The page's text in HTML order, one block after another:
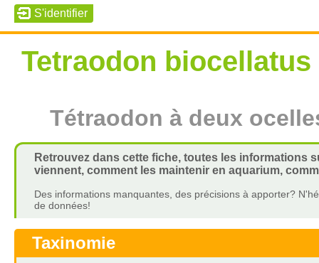
Tetraodon biocellatus
Tétraodon à deux
Retrouvez dans cette fiche, toutes les informations
viennent, comment les maintenir en aquarium,
Des informations manquantes, des précisions à apporter?
de données!
Taxinomie